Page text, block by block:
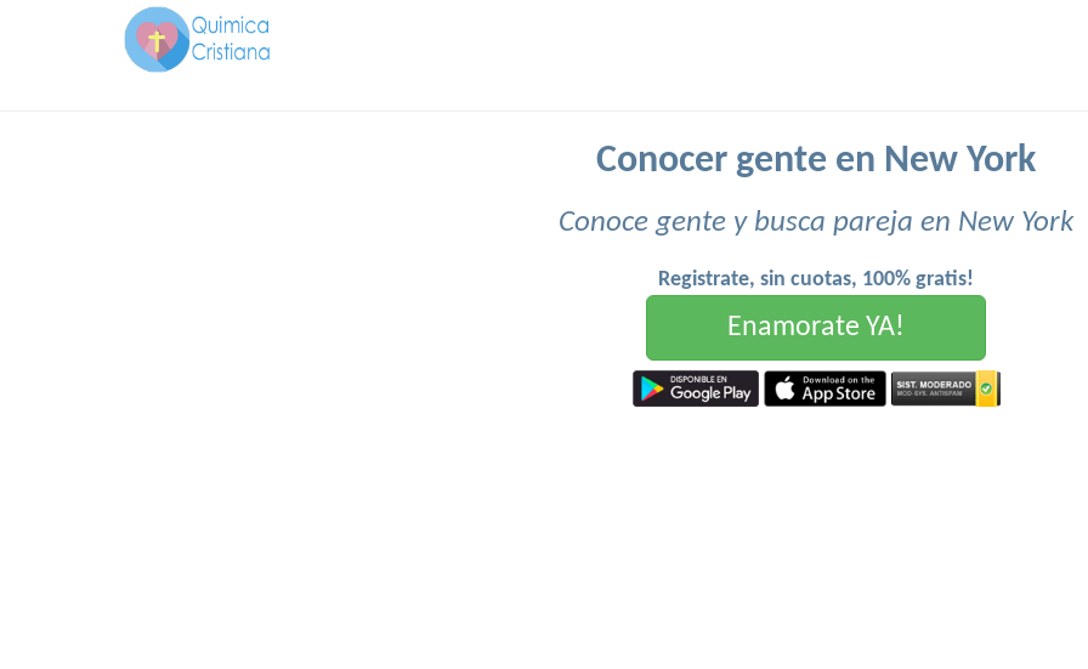
Conocer gente en New York
Conoce gente y busca pareja en New York
Registrate, sin cuotas, 100% gratis!
Enamorate YA!